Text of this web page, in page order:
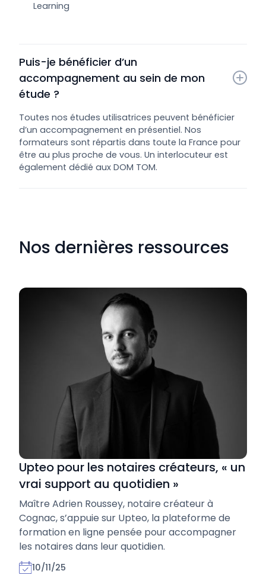
Learning
Puis-je bénéficier d’un
accompagnement au sein de mon
étude ?
Toutes nos études utilisatrices peuvent bénéficier
d’un accompagnement en présentiel. Nos
formateurs sont répartis dans toute la France pour
être au plus proche de vous. Un interlocuteur est
également dédié aux DOM TOM.
Nos dernières ressources
Upteo pour les notaires créateurs, « un
vrai support au quotidien »
Maître Adrien Roussey, notaire créateur à
Cognac, s’appuie sur Upteo, la plateforme de
formation en ligne pensée pour accompagner
les notaires dans leur quotidien.
10/11/25